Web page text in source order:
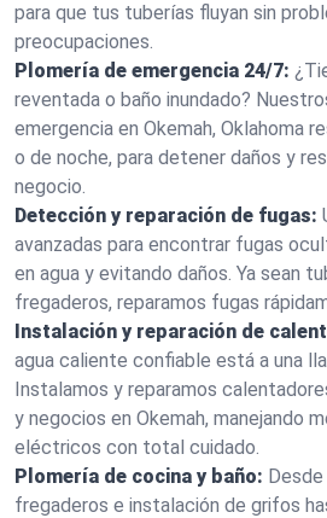
para que tus tuberías fluyan sin
preocupaciones.
Plomería de emergencia 24/7:
reventada o baño inundado?
emergencia en Okemah, Oklahoma
o de noche, para detener daños y
negocio.
Detección y reparación de fugas:
avanzadas para encontrar fugas
en agua y evitando daños. Ya sean
fregaderos, reparamos fugas
Instalación y reparación de
agua caliente confiable está a una
Instalamos y reparamos
y negocios en Okemah, manejando
eléctricos con total cuidado.
Plomería de cocina y baño:
fregaderos e instalación de grifos